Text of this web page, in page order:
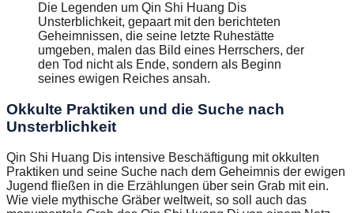
Die Legenden um Qin Shi Huang Dis
Unsterblichkeit, gepaart mit den berichteten
Geheimnissen, die seine letzte Ruhestätte
umgeben, malen das Bild eines Herrschers, der
den Tod nicht als Ende, sondern als Beginn
seines ewigen Reiches ansah.
Okkulte Praktiken und die Suche nach
Unsterblichkeit
Qin Shi Huang Dis intensive Beschäftigung mit okkulten
Praktiken und seine Suche nach dem Geheimnis der ewigen
Jugend fließen in die Erzählungen über sein Grab mit ein.
Wie viele mythische Gräber weltweit, so soll auch das